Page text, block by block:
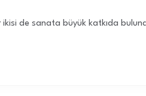
de sanata büyük katkıda